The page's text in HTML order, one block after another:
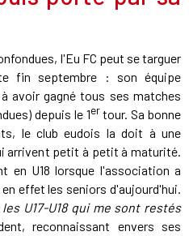
l'Eu FC peut se targuer
fin septembre : son équipe
avoir gagné tous ses matches
depuis le 1ertour. Sa bonne
le club eudois la doit à une
arrivent petit à petit à maturité.
en U18 lorsque l'association a
effet les seniors d'aujourd'hui.
U17-U18 qui me sont restés
reconnaissant envers ses